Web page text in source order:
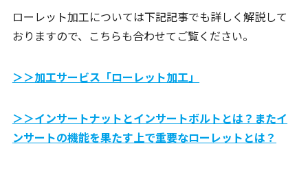
ローレット加工については下記記事でも詳しく解説して
おりますので、こちらも合わせてご覧ください。
＞＞加工サービス「ローレット加工」
＞＞インサートナットとインサートボルトとは？またイ
ンサートの機能を果たす上で重要なローレットとは？